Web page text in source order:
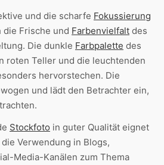
und die scharfe Fokussierung
Frische und Farbenvielfalt des
Die dunkle Farbpalette des
roten Teller und die leuchtenden
hervorstechen. Die
und lädt den Betrachter ein,
Stockfoto in guter Qualität eignet
Verwendung in Blogs,
Media-Kanälen zum Thema